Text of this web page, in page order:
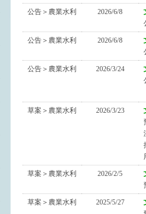
公告＞農業水利 2026/6/8
公告＞農業水利 2026/6/8
公告＞農業水利 2026/3/24
草案＞農業水利 2026/3/23
草案＞農業水利 2026/2/5
草案＞農業水利 2025/5/27